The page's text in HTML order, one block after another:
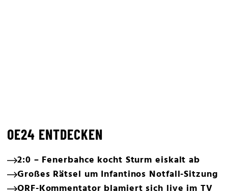
OE24 ENTDECKEN
2:0 – Fenerbahce kocht Sturm eiskalt ab
Großes Rätsel um Infantinos Notfall-Sitzung